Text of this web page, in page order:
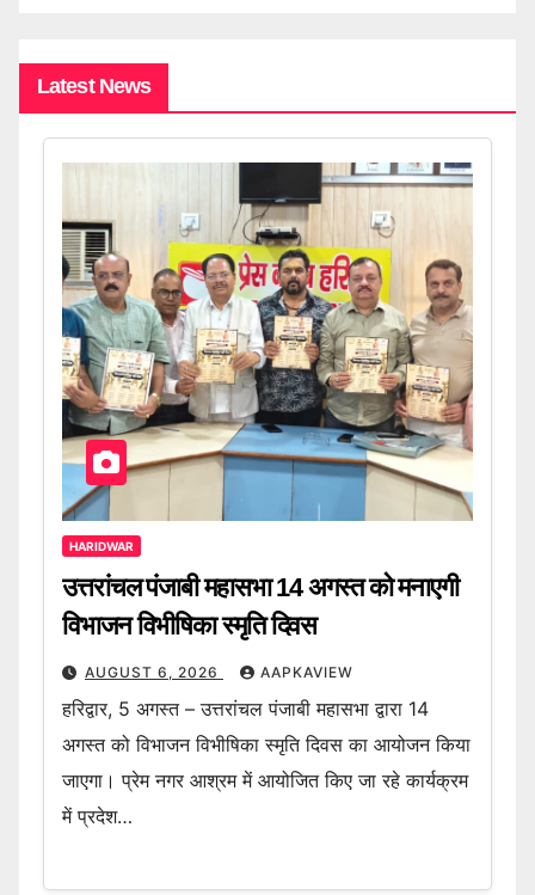
Latest News
HARIDWAR
उत्तरांचल पंजाबी महासभा 14 अगस्त को मनाएगी
विभाजन विभीषिका स्मृति दिवस
AUGUST 6, 2026 AAPKAVIEW
हरिद्वार, 5 अगस्त – उत्तरांचल पंजाबी महासभा द्वारा 14
अगस्त को विभाजन विभीषिका स्मृति दिवस का आयोजन किया
जाएगा। प्रेम नगर आश्रम में आयोजित किए जा रहे कार्यक्रम
में प्रदेश…